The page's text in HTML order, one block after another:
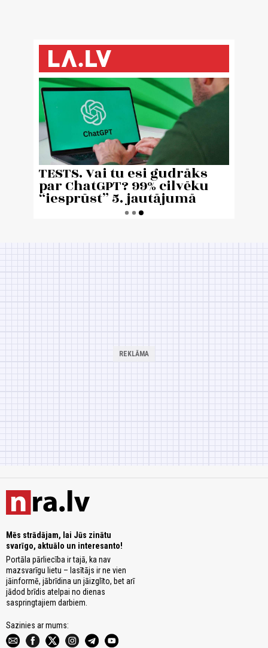
Mēs strādājam, lai Jūs zinātu
svarīgo, aktuālo un interesanto!
Portāla pārliecība ir tajā, ka nav
mazsvarīgu lietu – lasītājs ir ne vien
jāinformē, jābrīdina un jāizglīto, bet arī
jādod brīdis atelpai no dienas
saspringtajiem darbiem.
Sazinies ar mums: